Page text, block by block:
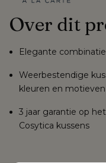
Over dit
Elegante
Weerbestendige
kleuren en motieven
3 jaar garantie op
Cosytica kussens